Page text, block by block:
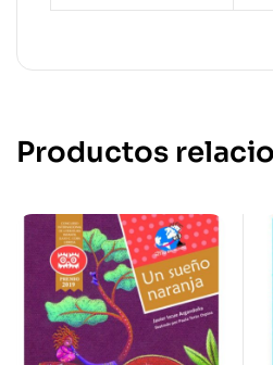
Productos